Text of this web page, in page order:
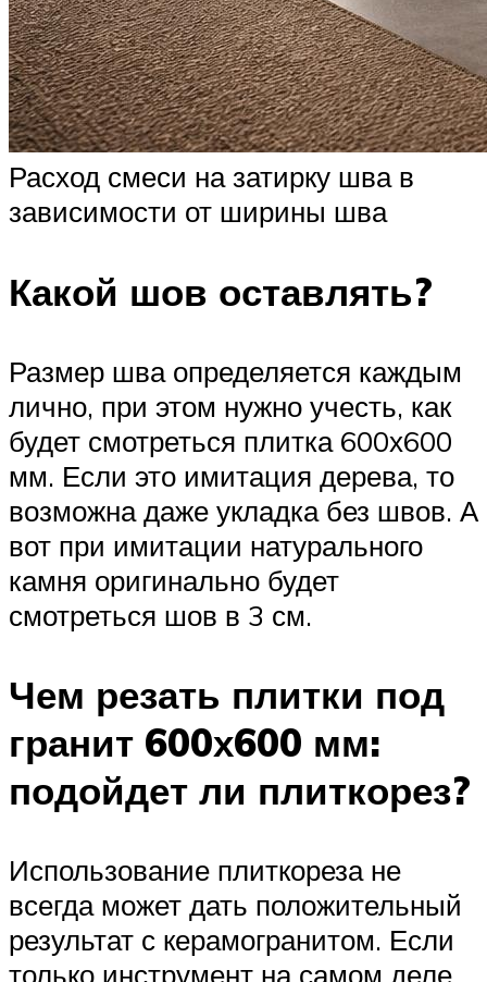
Расход смеси на затирку шва в
зависимости от ширины шва
Какой шов оставлять?
Размер шва определяется каждым
лично, при этом нужно учесть, как
будет смотреться плитка 600х600
мм. Если это имитация дерева, то
возможна даже укладка без швов. А
вот при имитации натурального
камня оригинально будет
смотреться шов в 3 см.
Чем резать плитки под
гранит 600х600 мм:
подойдет ли плиткорез?
Использование плиткореза не
всегда может дать положительный
результат с керамогранитом. Если
только инструмент на самом деле